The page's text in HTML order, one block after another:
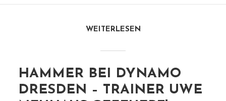
WEITERLESEN
HAMMER BEI DYNAMO
DRESDEN – TRAINER UWE